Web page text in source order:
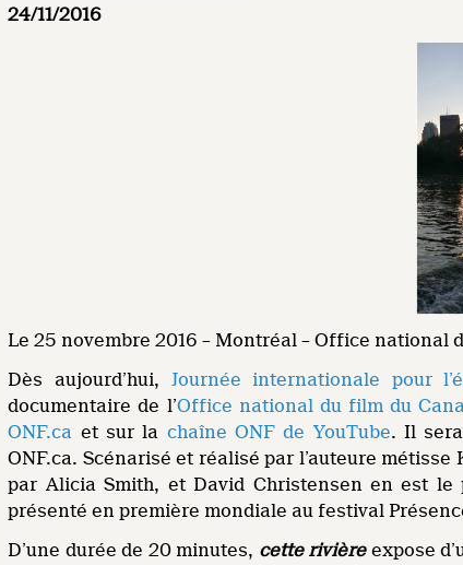
24/11/2016
Le 25 novembre 2016 – Montréal – Office national
Dès aujourd’hui, Journée internationale pour
documentaire de l’Office national du film du
ONF.ca et sur la chaîne ONF de YouTube. Il
ONF.ca. Scénarisé et réalisé par l’auteure
par Alicia Smith, et David Christensen en est
présenté en première mondiale au festival
D’une durée de 20 minutes, cette rivièreexpose